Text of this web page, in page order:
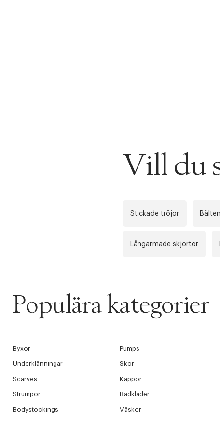
Vill du
Stickade tröjor Bälten
Långärmade skjortor
Populära kategorier
Byxor Pumps
Underklänningar Skor
Scarves Kappor
Strumpor Badkläder
Bodystockings Väskor